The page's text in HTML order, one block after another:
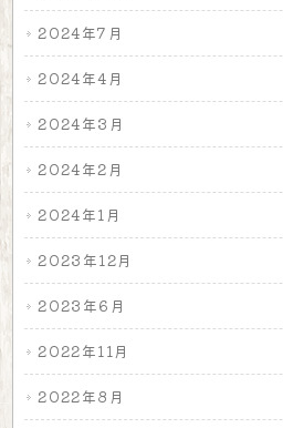
2024年7月
2024年4月
2024年3月
2024年2月
2024年1月
2023年12月
2023年6月
2022年11月
2022年8月